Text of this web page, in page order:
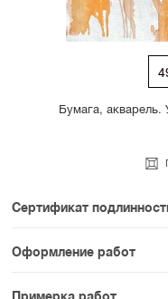
Бумага, акварель.
Сертификат
К каждому
прикладываем
раздела SAMPLE
Оформление работ
При покупке
Примерка работ